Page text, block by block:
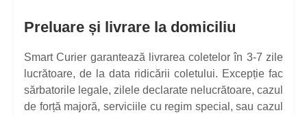
Preluare și livrare la domiciliu
Smart Curier garantează livrarea coletelor în 3-7 zile
lucrătoare, de la data ridicării coletului. Excepție fac
sărbatorile legale, zilele declarate nelucrătoare, cazul
de forță majoră, serviciile cu regim special, sau cazul